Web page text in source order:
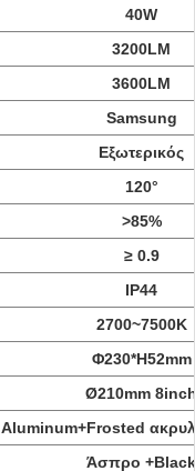
40W
3200LM
3600LM
Samsung
Εξωτερικός
120°
>85%
≥ 0.9
IP44
2700~7500K
Φ230*H52mm
Ø210mm
Aluminum+Frosted
Άσπρο +Black